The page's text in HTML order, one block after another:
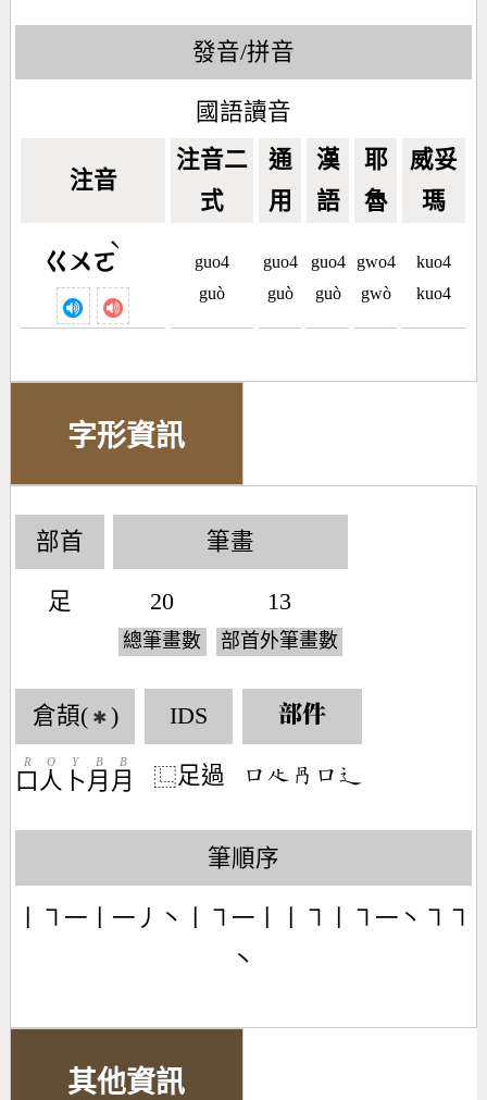
發音/拼音
國語讀音
注音
注音二
式
通
用
漢
語
耶
魯
威妥
瑪
ㄍㄨㄛ
ˋ
guo4
guò
guo4
guò
guo4
guò
gwo4
gwò
kuo4
kuo4
字形資訊
部首
足
筆畫
20
總筆畫數
13
部首外筆畫數
倉頡( ✱ )
口
R
人
O
卜
Y
月
B
月
B
IDS
⿺足過
部件
󶁶󶃎󶅻󶁶󶃼
筆順序
丨㇕一丨一丿丶丨㇕一丨丨㇕丨㇕一丶㇕㇕
丶
其他資訊